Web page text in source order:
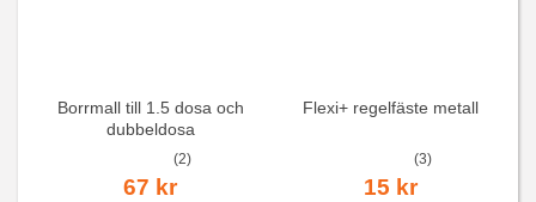
Borrmall till 1.5 dosa och
dubbeldosa
(2)
67 kr
Flexi+ regelfäste metall
(3)
15 kr